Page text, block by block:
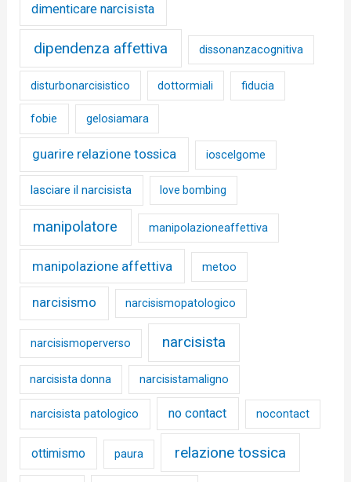
dimenticare narcisista
dipendenza affettiva dissonanzacognitiva
disturbonarcisistico dottormiali fiducia
fobie gelosiamara
guarire relazione tossica ioscelgome
lasciare il narcisista love bombing
manipolatore manipolazioneaffettiva
manipolazione affettiva metoo
narcisismo narcisismopatologico
narcisismoperverso narcisista
narcisista donna narcisistamaligno
narcisista patologico no contact nocontact
ottimismo paura relazione tossica